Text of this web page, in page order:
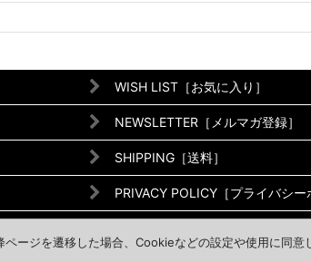
WISH LIST［お気に入り］
NEWSLETTER［メルマガ登録］
SHIPPING［送料］
PRIVACY POLICY［プライバシー
ージを遷移した場合、Cookieなどの設定や使用に同意